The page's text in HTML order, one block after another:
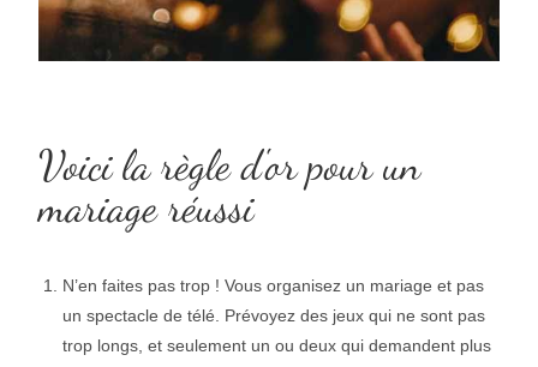
Voici la règle d'or pour un
mariage réussi
N’en faites pas trop ! Vous organisez un mariage et pas
un spectacle de télé. Prévoyez des jeux qui ne sont pas
trop longs, et seulement un ou deux qui demandent plus